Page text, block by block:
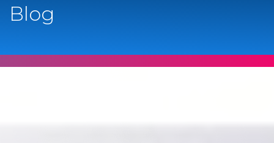
Blog